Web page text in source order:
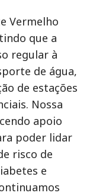
Vermelho
que a
regular à
de água,
de estações
Nossa
apoio
poder lidar
risco de
e